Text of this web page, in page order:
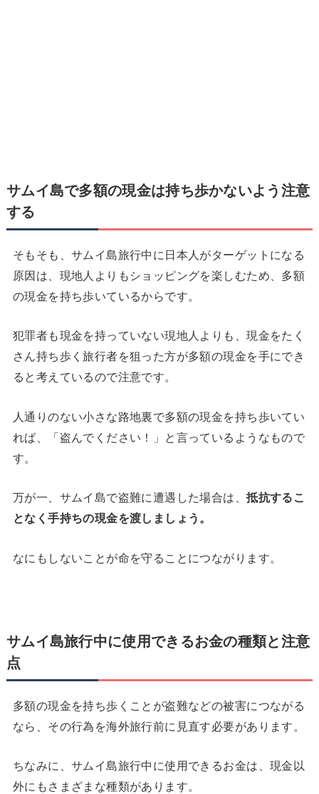
サムイ島で多額の現金は持ち歩かないよう注意
する
そもそも、サムイ島旅行中に日本人がターゲットになる
原因は、現地人よりもショッピングを楽しむため、多額
の現金を持ち歩いているからです。
犯罪者も現金を持っていない現地人よりも、現金をたく
さん持ち歩く旅行者を狙った方が多額の現金を手にでき
ると考えているので注意です。
人通りのない小さな路地裏で多額の現金を持ち歩いてい
れば、「盗んでください！」と言っているようなもので
す。
万が一、サムイ島で盗難に遭遇した場合は、抵抗するこ
となく手持ちの現金を渡しましょう。
なにもしないことが命を守ることにつながります。
サムイ島旅行中に使用できるお金の種類と注意
点
多額の現金を持ち歩くことが盗難などの被害につながる
なら、その行為を海外旅行前に見直す必要があります。
ちなみに、サムイ島旅行中に使用できるお金は、現金以
外にもさまざまな種類があります。